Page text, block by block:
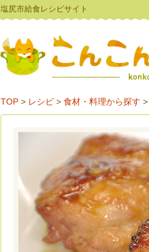
塩尻市給食レシピサイト
TOP > レシピ > 食材・料理から探す >